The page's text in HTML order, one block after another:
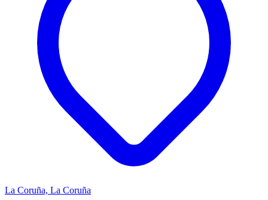
La Coruña, La Coruña